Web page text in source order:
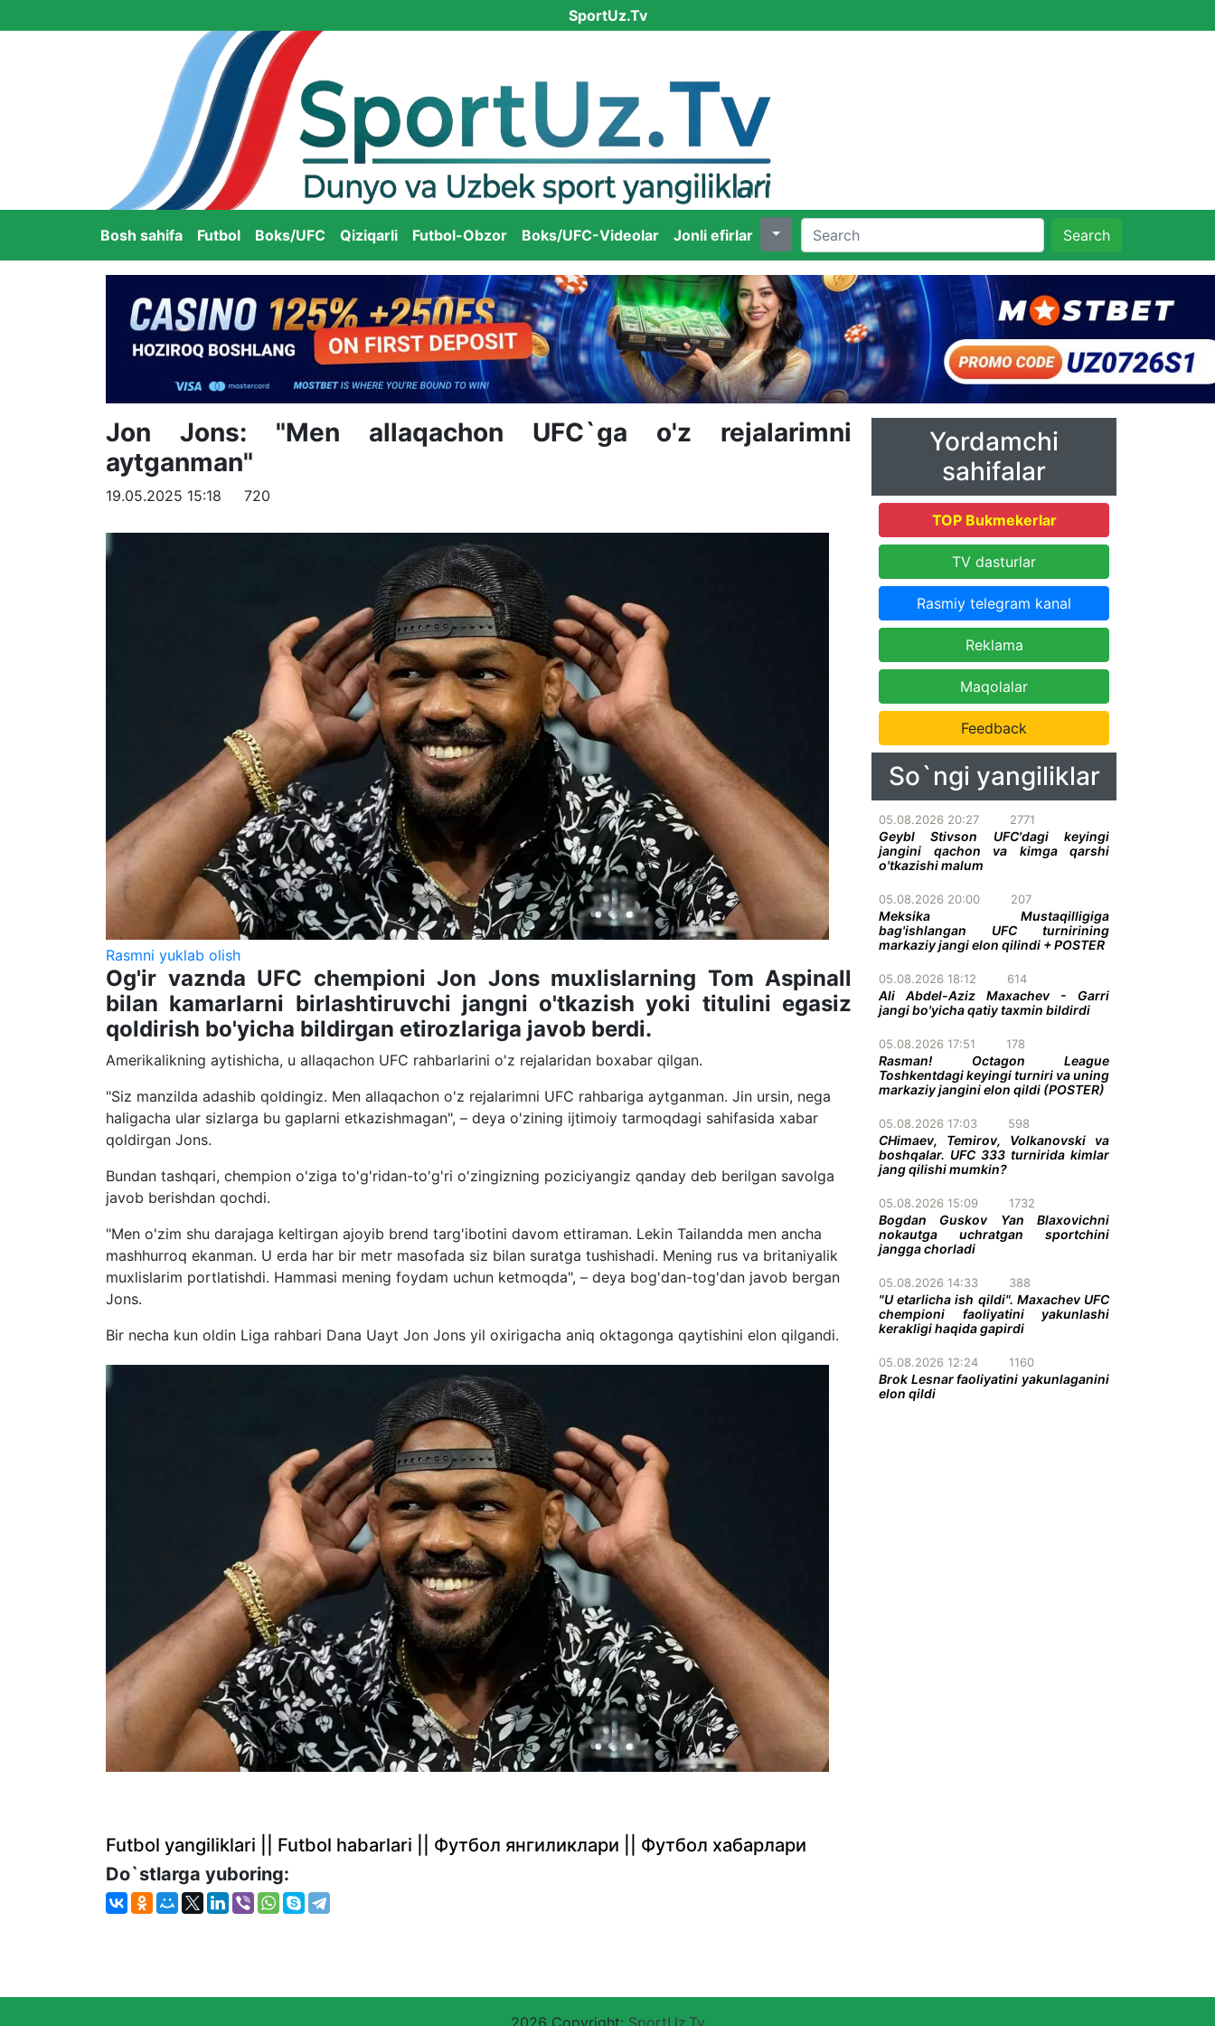
SportUz.Tv
Bosh sahifa Futbol Boks/UFC Qiziqarli Futbol-Obzor Boks/UFC-Videolar Jonli efirlar Search
Jon Jons: "Men allaqachon UFC`ga o'z rejalarimni
aytganman"
19.05.2025 15:18 720
Rasmni yuklab olish
Og'ir vaznda UFC chempioni Jon Jons muxlislarning Tom Aspinall
bilan kamarlarni birlashtiruvchi jangni o'tkazish yoki titulini egasiz
qoldirish bo'yicha bildirgan etirozlariga javob berdi.
Amerikalikning aytishicha, u allaqachon UFC rahbarlarini o'z rejalaridan boxabar qilgan.
"Siz manzilda adashib qoldingiz. Men allaqachon o'z rejalarimni UFC rahbariga aytganman. Jin ursin, nega
haligacha ular sizlarga bu gaplarni etkazishmagan", – deya o'zining ijtimoiy tarmoqdagi sahifasida xabar
qoldirgan Jons.
Bundan tashqari, chempion o'ziga to'g'ridan-to'g'ri o'zingizning poziciyangiz qanday deb berilgan savolga
javob berishdan qochdi.
"Men o'zim shu darajaga keltirgan ajoyib brend targ'ibotini davom ettiraman. Lekin Tailandda men ancha
mashhurroq ekanman. U erda har bir metr masofada siz bilan suratga tushishadi. Mening rus va britaniyalik
muxlislarim portlatishdi. Hammasi mening foydam uchun ketmoqda", – deya bog'dan-tog'dan javob bergan
Jons.
Bir necha kun oldin Liga rahbari Dana Uayt Jon Jons yil oxirigacha aniq oktagonga qaytishini elon qilgandi.
Futbol yangiliklari || Futbol habarlari || Футбол янгиликлари || Футбол хабарлари
Do`stlarga yuboring:
Yordamchi
sahifalar
TOP Bukmekerlar
TV dasturlar
Rasmiy telegram kanal
Reklama
Maqolalar
Feedback
So`ngi yangiliklar
05.08.2026 20:27 2771
Geybl Stivson UFC'dagi keyingi
jangini qachon va kimga qarshi
o'tkazishi malum
05.08.2026 20:00 207
Meksika Mustaqilligiga
bag'ishlangan UFC turnirining
markaziy jangi elon qilindi + POSTER
05.08.2026 18:12 614
Ali Abdel-Aziz Maxachev - Garri
jangi bo'yicha qatiy taxmin bildirdi
05.08.2026 17:51 178
Rasman! Octagon League
Toshkentdagi keyingi turniri va uning
markaziy jangini elon qildi (POSTER)
05.08.2026 17:03 598
CHimaev, Temirov, Volkanovski va
boshqalar. UFC 333 turnirida kimlar
jang qilishi mumkin?
05.08.2026 15:09 1732
Bogdan Guskov Yan Blaxovichni
nokautga uchratgan sportchini
jangga chorladi
05.08.2026 14:33 388
"U etarlicha ish qildi". Maxachev UFC
chempioni faoliyatini yakunlashi
kerakligi haqida gapirdi
05.08.2026 12:24 1160
Brok Lesnar faoliyatini yakunlaganini
elon qildi